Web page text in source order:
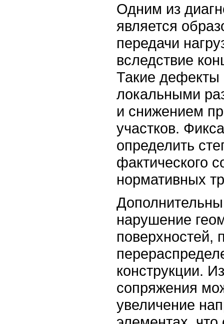
Одним из
является
передачи
вследствие
Такие дефекты
локальными
и снижением
участков.
определить
фактического
нормативных
нарушение
поверхностей,
конструкции.
сопряжения
увеличение